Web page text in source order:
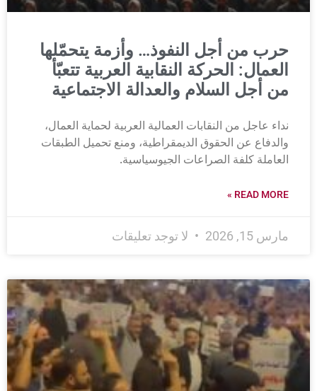
حرب من أجل النفوذ… وأزمة يتحمّلها
العمال: الحركة النقابية العربية تتعبّأ
من أجل السلام والعدالة الاجتماعية
نداء عاجل من النقابات العمالية العربية لحماية العمال،
والدفاع عن الحقوق الديمقراطية، ومنع تحميل الطبقات
العاملة كلفة الصراعات الجيوسياسية.
READ MORE »
مارس 15, 2026 لا توجد تعليقات